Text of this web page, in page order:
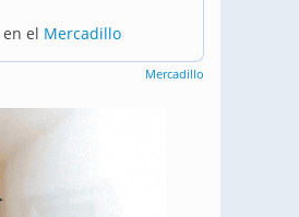
el Mercadillo
Mercadillo